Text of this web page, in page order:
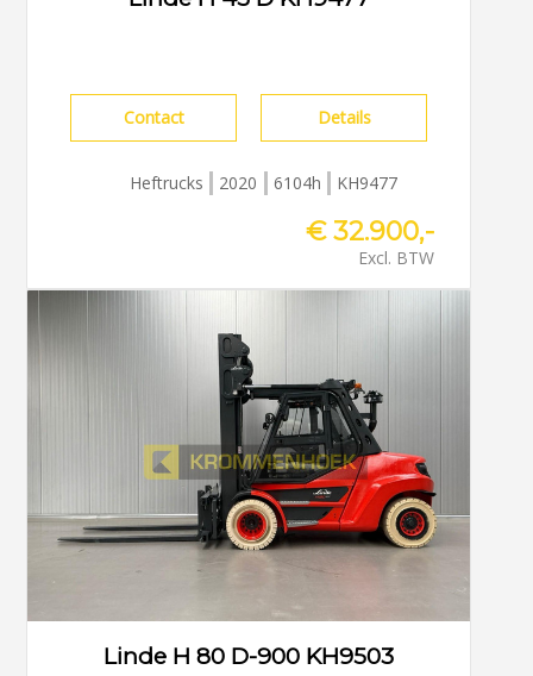
Contact Details
Heftrucks 2020 6104h KH9477
€ 32.900,-
Excl. BTW
Linde H 80 D-900 KH9503